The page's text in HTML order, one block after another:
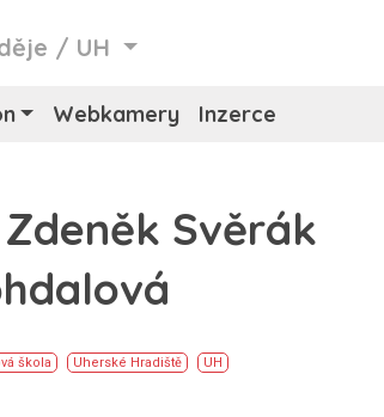
/ UH
Webkamery Inzerce
Svěrák
škola Uherské Hradiště UH